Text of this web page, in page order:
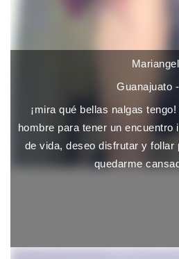
Mariangel
Guanajuato
¡mira qué bellas nalgas
hombre para tener un encuentro
de vida, deseo disfrutar y follar
quedarme